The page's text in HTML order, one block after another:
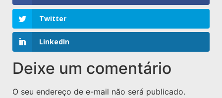
Twitter
LinkedIn
Deixe um comentário
O seu endereço de e-mail não será publicado.